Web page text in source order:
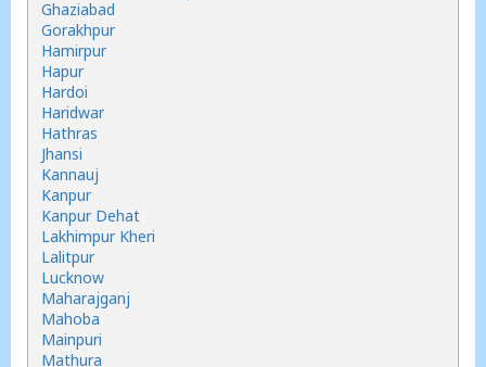
Ghaziabad
Gorakhpur
Hamirpur
Hapur
Hardoi
Haridwar
Hathras
Jhansi
Kannauj
Kanpur
Kanpur Dehat
Lakhimpur Kheri
Lalitpur
Lucknow
Maharajganj
Mahoba
Mainpuri
Mathura